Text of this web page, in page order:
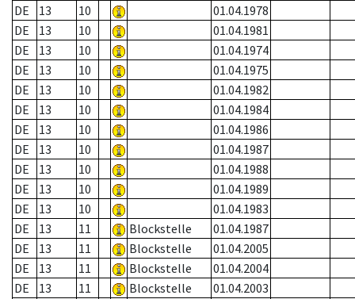
DE
13 10
01.04.1978
DE
13 10
01.04.1981
DE
13 10
01.04.1974
DE
13 10
01.04.1975
DE
13 10
01.04.1982
DE
13 10
01.04.1984
DE
13 10
01.04.1986
DE
13 10
01.04.1987
DE
13 10
01.04.1988
DE
13 10
01.04.1989
DE
13 10
01.04.1983
DE
13 11 Blockstelle
01.04.1987
DE
13 11 Blockstelle
01.04.2005
DE
13 11 Blockstelle
01.04.2004
DE
13 11 Blockstelle
01.04.2003